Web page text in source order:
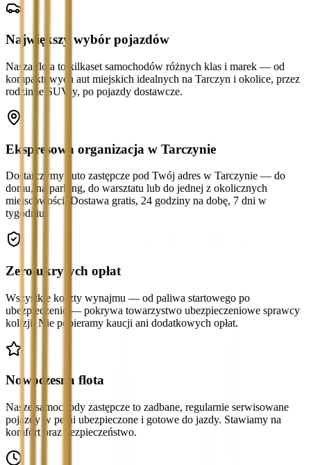
Największy wybór pojazdów
Nasza flota to kilkaset samochodów różnych klas i marek — od
kompaktowych aut miejskich idealnych na Tarczyn i okolice, przez
rodzinne SUV-y, po pojazdy dostawcze.
Ekspresowa organizacja w Tarczynie
Dostarczymy auto zastępcze pod Twój adres w Tarczynie — do
domu, na parking, do warsztatu lub do jednej z okolicznych
miejscowości. Dostawa gratis, 24 godziny na dobę, 7 dni w
tygodniu.
Zero ukrytych opłat
Wszystkie koszty wynajmu — od paliwa startowego po
ubezpieczenie — pokrywa towarzystwo ubezpieczeniowe sprawcy
kolizji. Nie pobieramy kaucji ani dodatkowych opłat.
Nowoczesna flota
Nasze samochody zastępcze to zadbane, regularnie serwisowane
pojazdy w pełni ubezpieczone i gotowe do jazdy. Stawiamy na
komfort oraz bezpieczeństwo.